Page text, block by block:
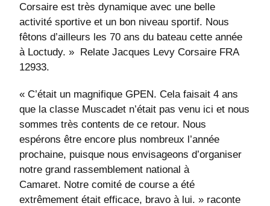
Corsaire est très dynamique avec une belle
activité sportive et un bon niveau sportif. Nous
fêtons d’ailleurs les 70 ans du bateau cette année
à Loctudy. » Relate Jacques Levy Corsaire FRA
12933.
« C’était un magnifique GPEN. Cela faisait 4 ans
que la classe Muscadet n’était pas venu ici et nous
sommes très contents de ce retour. Nous
espérons être encore plus nombreux l’année
prochaine, puisque nous envisageons d’organiser
notre grand rassemblement national à
Camaret. Notre comité de course a été
extrêmement était efficace, bravo à lui. » raconte